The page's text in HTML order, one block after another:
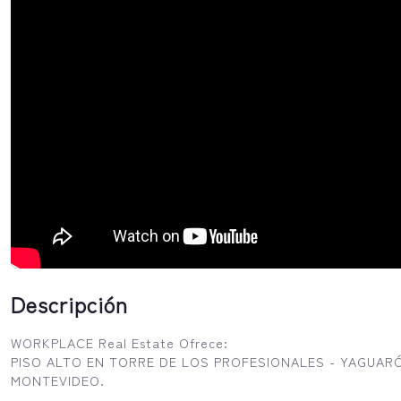
Descripción
WORKPLACE Real Estate Ofrece:
PISO ALTO EN TORRE DE LOS PROFESIONALES -
MONTEVIDEO.